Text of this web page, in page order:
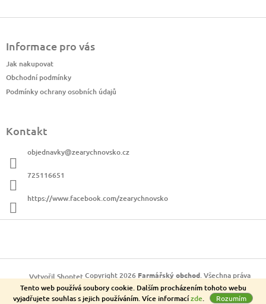
Tento web používá soubory cookie. Dalším procházením tohoto webu
vyjadřujete souhlas s jejich používáním. Více informacízde. Rozumím
Informace pro vás
Jak nakupovat
Obchodní podmínky
Podmínky ochrany osobních údajů
Kontakt
objednavky@zearychnovsko.cz
725116651
https://www.facebook.com/zearychnovsko
Vytvořil ShoptetCopyright 2026 Farmářský obchod. Všechna práva
vyhrazena.